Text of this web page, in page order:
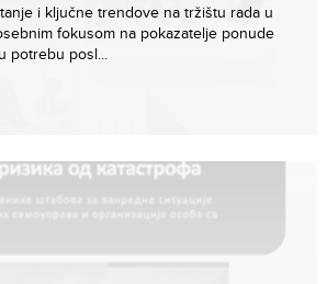
i ključne trendove na tržištu rada u
fokusom na pokazatelje ponude
potrebu posl...